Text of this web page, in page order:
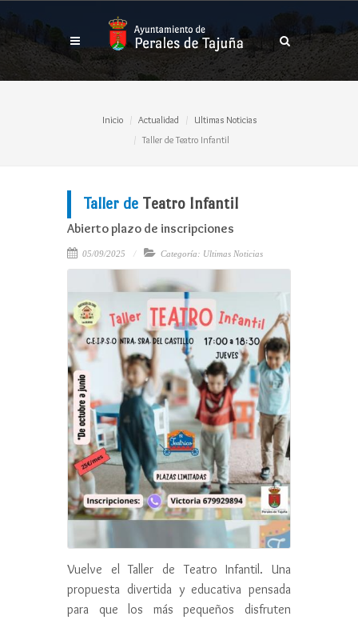
Inicio Actualidad
Ultimas Noticias
Taller de Teatro Infantil
Taller de Teatro Infantil
Abierto plazo de inscripciones
05/09/2025 Categoría: Ultimas Noticias
Vuelve el Taller de Teatro Infantil. Una
propuesta divertida y educativa pensada
para que los más pequeños disfruten